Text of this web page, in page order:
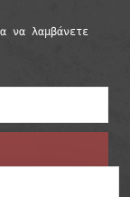
να λαμβάνετε